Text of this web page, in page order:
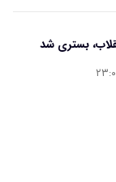
بستری شد